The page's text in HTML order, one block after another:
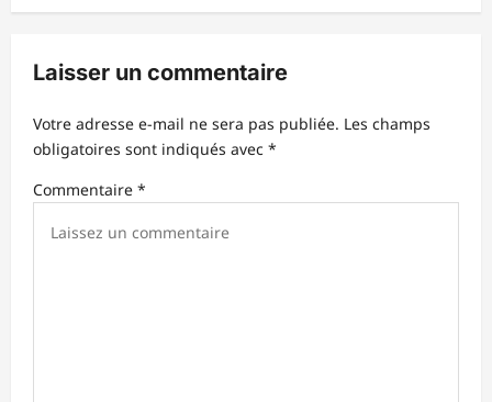
t
o
n
d
’
Laisser un commentaire
Votre adresse e-mail ne sera pas publiée. Les champs
obligatoires sont indiqués avec *
Commentaire *